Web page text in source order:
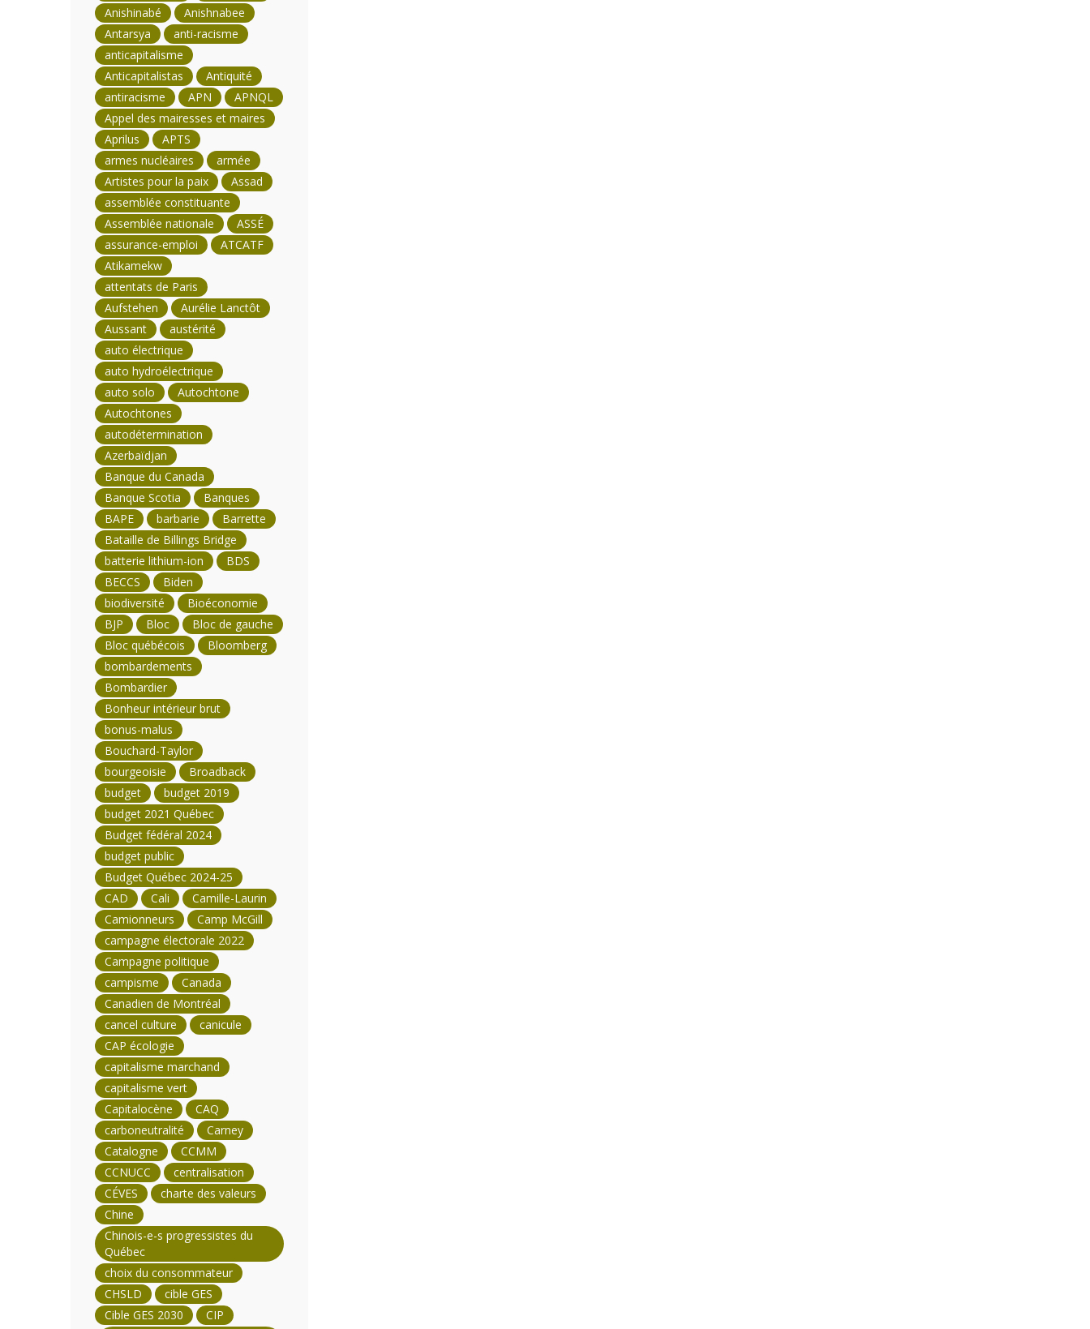
Anishinabé
Anishnabee
Antarsya
anti-racisme
anticapitalisme
Anticapitalistas
Antiquité
antiracisme
APN
APNQL
Appel des mairesses et maires
Aprilus
APTS
armes nucléaires
armée
Artistes pour la paix
Assad
assemblée constituante
Assemblée nationale
ASSÉ
assurance-emploi
ATCATF
Atikamekw
attentats de Paris
Aufstehen
Aurélie Lanctôt
Aussant
austérité
auto électrique
auto hydroélectrique
auto solo
Autochtone
Autochtones
autodétermination
Azerbaïdjan
Banque du Canada
Banque Scotia
Banques
BAPE
barbarie
Barrette
Bataille de Billings Bridge
batterie lithium-ion
BDS
BECCS
Biden
biodiversité
Bioéconomie
BJP
Bloc
Bloc de gauche
Bloc québécois
Bloomberg
bombardements
Bombardier
Bonheur intérieur brut
bonus-malus
Bouchard-Taylor
bourgeoisie
Broadback
budget
budget 2019
budget 2021 Québec
Budget fédéral 2024
budget public
Budget Québec 2024-25
CAD
Cali
Camille-Laurin
Camionneurs
Camp McGill
campagne électorale 2022
Campagne politique
campisme
Canada
Canadien de Montréal
cancel culture
canicule
CAP écologie
capitalisme marchand
capitalisme vert
Capitalocène
CAQ
carboneutralité
Carney
Catalogne
CCMM
CCNUCC
centralisation
CÉVES
charte des valeurs
Chine
Chinois-e-s progressistes du
Québec
choix du consommateur
CHSLD
cible GES
Cible GES 2030
CIP